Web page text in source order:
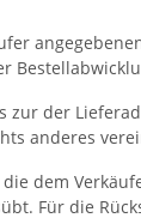
der
anderes
dem
Für die